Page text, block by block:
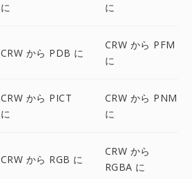
に
に
CRW から PDB に
CRW から PFM
に
CRW から PICT
に
CRW から PNM
に
CRW から RGB に
CRW から
RGBA に